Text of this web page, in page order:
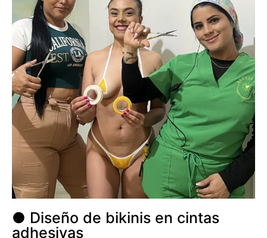
● Diseño de bikinis en cintas
adhesivas